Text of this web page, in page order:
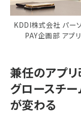
KDDI株式会社 パー
PAY企画部 アプ
兼任のアプリ
グロースチー
が変わる